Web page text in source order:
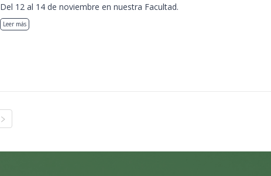
Del 12 al 14 de noviembre en nuestra Facultad.
Leer más